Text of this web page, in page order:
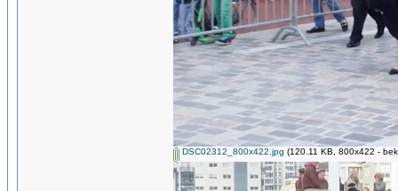
DSC02312_800x422.jpg (120.11 KB, 800x422 -